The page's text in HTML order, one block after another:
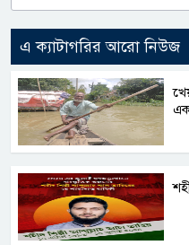
এ ক্যাটাগরির আরো নিউজ